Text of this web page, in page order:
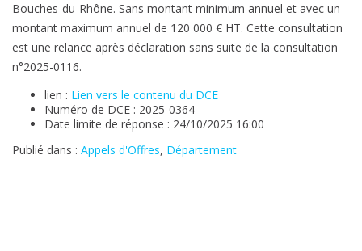
Bouches-du-Rhône. Sans montant minimum annuel et avec un
montant maximum annuel de 120 000 € HT. Cette consultation
est une relance après déclaration sans suite de la consultation
n°2025-0116.
lien : Lien vers le contenu du DCE
Numéro de DCE : 2025-0364
Date limite de réponse : 24/10/2025 16:00
Publié dans : Appels d'Offres, Département